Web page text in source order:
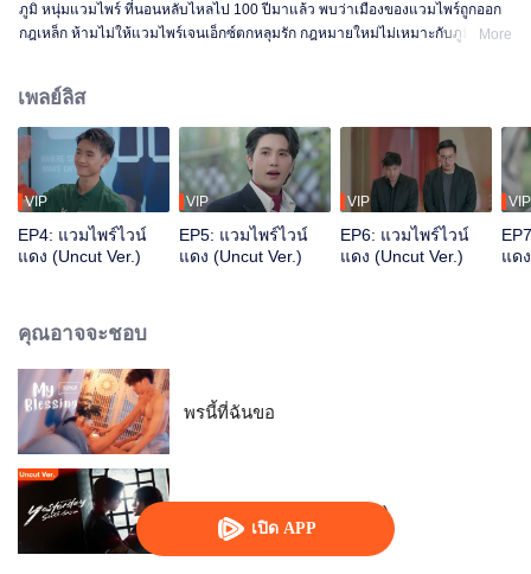
เปิด APP
ภูมิ หนุ่มแวมไพร์ ที่นอนหลับไหลไป 100 ปีมาแล้ว พบว่าเมืองของแวมไพร์ถูกออก
กฎเหล็ก ห้ามไม่ให้แวมไพร์เจนเอ็กซ์ตกหลุมรัก กฎหมายใหม่ไม่เหมาะกับภูมิ และ
เขาจะต้องใส่ชื่อของพวกเขาลงในพระคัมภีร์แห่งชีวิตและนำร่างของมนุษย์คู่ขนาน
ของพวกเขาไป โดยคำนึงถึงว่าอาจมีผลที่ตามมา ภูมิพบว่าตัวเองใช้ชีวิตแบบชาย
หนุ่มผู้อกหัก ชีวิตในดินแดนของมนุษย์กลายเป็นเรื่องวุ่นวายเมื่อเขาได้พบกับแพ
ทริค เจ้าของบาร์ลับแห่งหนึ่ง และลงเอยด้วยการมาทำงานให้กับเขา
More
เพลย์ลิส
VIP
EP4: แวมไพร์ไวน์
แดง (Uncut Ver.)
VIP
EP5: แวมไพร์ไวน์
แดง (Uncut Ver.)
VIP
EP6: แวมไพร์ไวน์
แดง (Uncut Ver.)
VIP
แด
คุณอาจจะชอบ
พรนี้ที่ฉันขอ
รอยรัก วันวาน (Uncut Ver.)